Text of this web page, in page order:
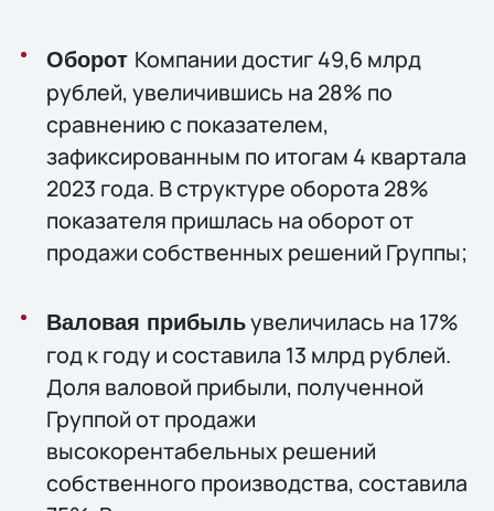
Оборот Компании достиг 49,6 млрд
рублей, увеличившись на 28% по
сравнению с показателем,
зафиксированным по итогам 4 квартала
2023 года. В структуре оборота 28%
показателя пришлась на оборот от
продажи собственных решений Группы;
Валовая прибыльувеличилась на 17%
год к году и составила 13 млрд рублей.
Доля валовой прибыли, полученной
Группой от продажи
высокорентабельных решений
собственного производства, составила